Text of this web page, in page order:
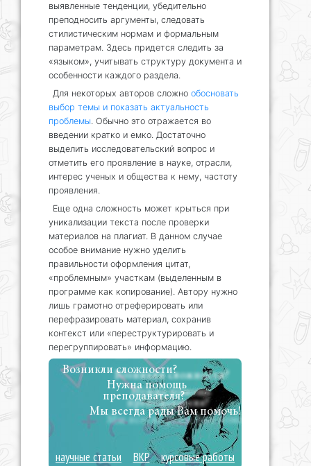
выявленные тенденции, убедительно
преподносить аргументы, следовать
стилистическим нормам и формальным
параметрам. Здесь придется следить за
«языком», учитывать структуру документа и
особенности каждого раздела.
Для некоторых авторов сложно обосновать
выбор темы и показать актуальность
проблемы. Обычно это отражается во
введении кратко и емко. Достаточно
выделить исследовательский вопрос и
отметить его проявление в науке, отрасли,
интерес ученых и общества к нему, частоту
проявления.
Еще одна сложность может крыться при
уникализации текста после проверки
материалов на плагиат. В данном случае
особое внимание нужно уделить
правильности оформления цитат,
«проблемным» участкам (выделенным в
программе как копирование). Автору нужно
лишь грамотно отреферировать или
перефразировать материал, сохранив
контекст или «переструктурировать и
перегруппировать» информацию.
Возникли сложности?
Нужна помощь
преподавателя?
Мы всегда рады Вам помочь!
научные статьи ВКР курсовые работы